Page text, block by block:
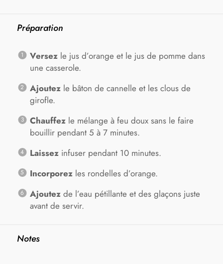
Préparation
Versezle jus d’orange et le jus de pomme dans
une casserole.
Ajoutezle bâton de cannelle et les clous de
girofle.
Chauffezle mélange à feu doux sans le faire
bouillir pendant 5 à 7 minutes.
Laissezinfuser pendant 10 minutes.
Incorporezles rondelles d’orange.
Ajoutezde l’eau pétillante et des glaçons juste
avant de servir.
Notes